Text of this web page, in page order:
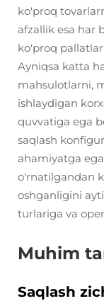
ko'proq
afzallik esa har
ko'proq
Ayniqsa katta
mahsulotlarni,
ishlaydigan
quvvatiga ega
saqlash
ahamiyatga
o'rnatilgandan
oshganligini
turlariga va
Muhim
Saqlash